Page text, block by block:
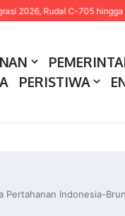
C-705 hingga USV
PERISTIWA
Pertahanan Indonesia-